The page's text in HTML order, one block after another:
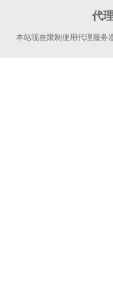
代
本站现在限制使用代理服务